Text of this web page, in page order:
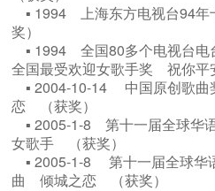
▪ 1994 上海东方电视台94
奖）
▪ 1994 ​全国80多个电视台电
全国最受欢迎女歌手奖 祝你
▪ 2004-10-14 中国原创歌曲
恋 （获奖）
▪ ​2005-1-8 第十一届全球华
女歌手 （获奖）
▪ ​2005-1-8 第十一届全球华
曲 倾城之恋 （获奖）